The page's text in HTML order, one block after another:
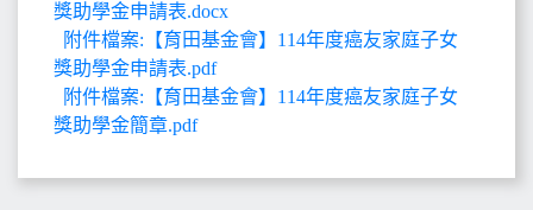
獎助學金申請表.docx
附件檔案:【育田基金會】114年度癌友家庭子女
獎助學金申請表.pdf
附件檔案:【育田基金會】114年度癌友家庭子女
獎助學金簡章.pdf